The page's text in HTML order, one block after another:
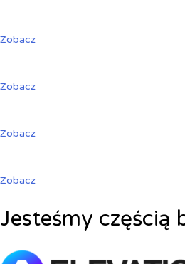
Zobacz
Zobacz
Zobacz
Zobacz
Jesteśmy częścią